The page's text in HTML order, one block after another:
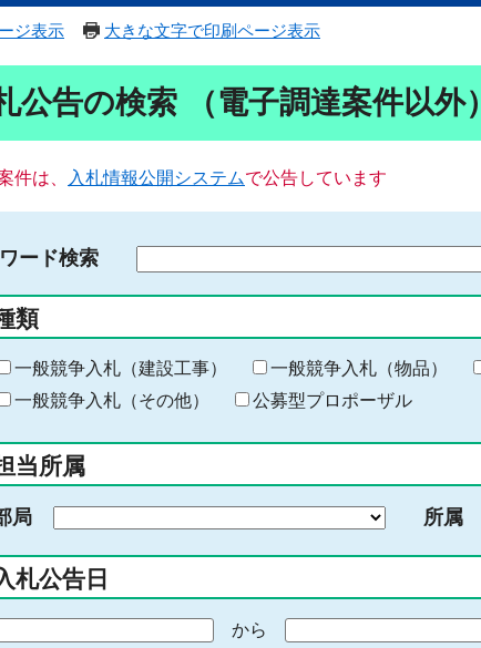
ジ表示 大きな文字で印刷ページ表示
公告の検索 （電子調達案件以外）
件は、 入札情報公開システムで公告しています
ード検索
る
キ
ー
ー
入
力
類
一般競争入札（建設工事） 一般競争入札（物品）
一般競争入札（その他）
公募型プロポーザル
当所属
局 所属
札公告日
から